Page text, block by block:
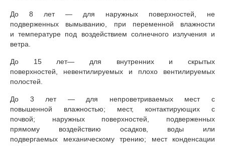
До 8 лет — для наружных поверхностей, не
подверженных вымыванию, при переменной влажности
и температуре под воздействием солнечного излучения и
ветра.
До 15 лет— для внутренних и скрытых
поверхностей, невентилируемых и плохо вентилируемых
полостей.
До 3 лет — для непроветриваемых мест с
повышенной влажностью; мест, контактирующих с
почвой; наружных поверхностей, подверженных
прямому воздействию осадков, воды или
подвергаемых механическому трению; мест конденсации